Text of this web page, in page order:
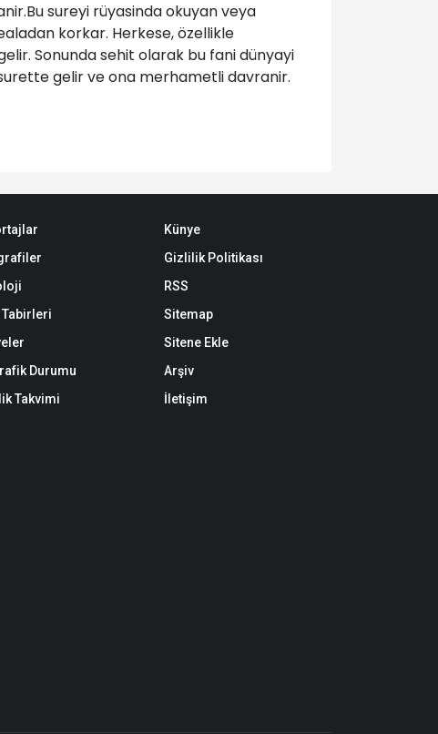
sureyi rüyasinda okuyan veya
korkar. Herkese, özellikle
Sonunda sehit olarak bu fani dünyayi
gelir ve ona merhametli davranir.
Tabirleri
Durumu
Takvimi
Künye
Gizlilik Politikası
RSS
Sitemap
Sitene Ekle
Arşiv
İletişim